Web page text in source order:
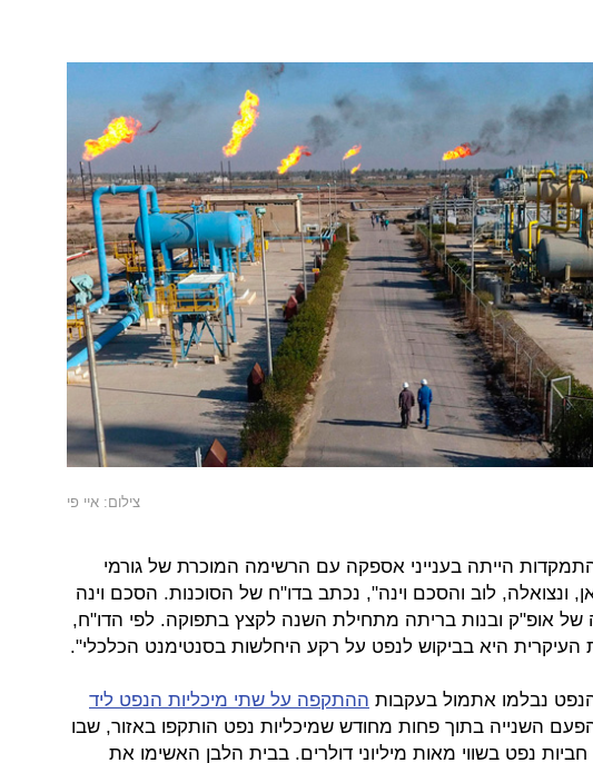
צילום: איי פי
הייתה בענייני אספקה עם הרשימה המוכרת של גורמי
ונצואלה, לוב והסכם וינה", נכתב בדו"ח של הסוכנות. הסכם וינה
אופ"ק ובנות בריתה מתחילת השנה לקצץ בתפוקה. לפי הדו"ח,
היא בביקוש לנפט על רקע היחלשות בסנטימנט הכלכלי".
הנפט נבלמו אתמול בעקבות ההתקפה על שתי מיכליות הנפט ליד
השנייה בתוך פחות מחודש שמיכליות נפט הותקפו באזור, שבו
נפט בשווי מאות מיליוני דולרים. בבית הלבן האשימו את